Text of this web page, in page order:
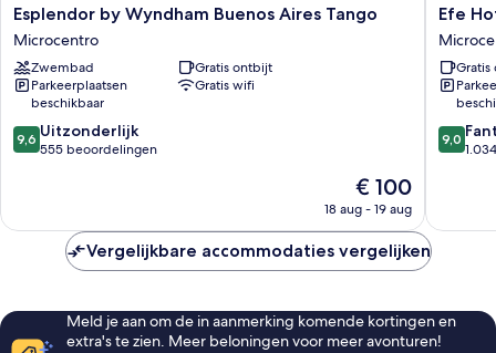
Esplendor
by
Wyndham
Buenos
Aires
Tango
Microcentro
Esplendor by Wyndham Buenos Aires Tango
Microcentro
Zwembad
Gratis ontbijt
Parkeerplaatsen
beschikbaar
Gratis wifi
9.6
van
beoordelingen
9,6 Uitzonderlijk
555 beoordelingen
De
prijs
is
€ 100
€ 100
18 aug - 19 aug
Efe
Hotel
&
Cowork
Efe
9.0
van
9,0
Vergelijkbare accommodaties vergelijken
Meld je aan om de in aanmerking komende kortingen en
extra's te zien. Meer beloningen voor meer avonturen!